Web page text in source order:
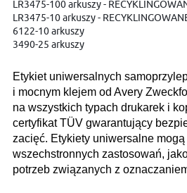
LR3475-100 arkuszy -
LR3475-10 arkuszy -
6122-10 arkuszy
3490-25 arkuszy
Etykiet uniwersalnych
i mocnym klejem od Avery
na wszystkich typach drukarek i
certyfikat TÜV gwarantujący
zacięć. Etykiety uniwersalne
wszechstronnych zastosowań,
potrzeb związanych z